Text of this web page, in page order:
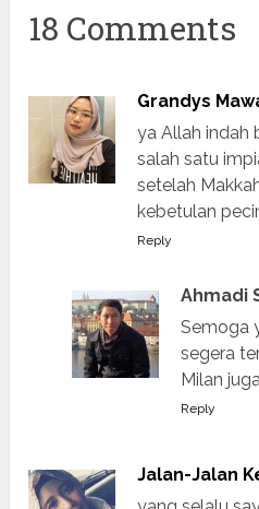
18 Comments
Grandys
ya Allah indah
salah satu
setelah
kebetulan
Reply
Ahmadi
Semoga
segera
Milan
Reply
Jalan-Jalan